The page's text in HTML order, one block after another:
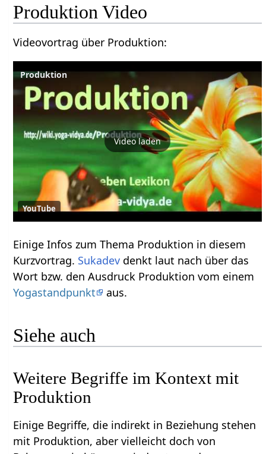
Produktion‏‎ Video
Videovortrag über Produktion‏‎:
Produktion
Video laden
YouTube
Einige Infos zum Thema Produktion‏‎ in diesem
Kurzvortrag. Sukadev denkt laut nach über das
Wort bzw. den Ausdruck Produktion‏‎ vom einem
Yogastandpunkt
aus.
Siehe auch
Weitere Begriffe im Kontext mit
Einige Begriffe, die indirekt in Beziehung stehen
mit Produktion‏‎, aber vielleicht doch von